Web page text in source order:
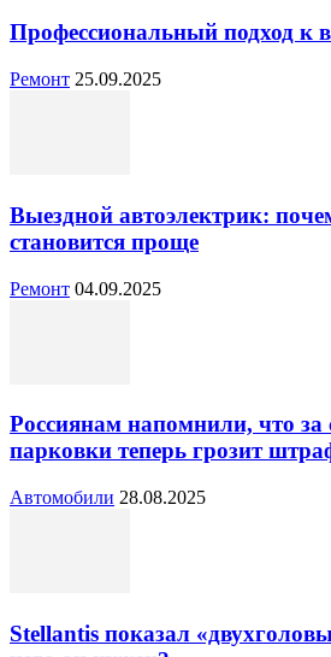
Профессиональный подход к
Ремонт 25.09.2025
Выездной автоэлектрик:
становится проще
Ремонт 04.09.2025
Россиянам напомнили, что за
парковки теперь грозит
Автомобили 28.08.2025
Stellantis показал